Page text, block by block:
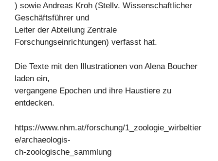
) sowie Andreas Kroh (Stellv. Wissenschaftlicher
Geschäftsführer und
Leiter der Abteilung Zentrale
Forschungseinrichtungen) verfasst hat.
Die Texte mit den Illustrationen von Alena Boucher
laden ein,
vergangene Epochen und ihre Haustiere zu
entdecken.
https://www.nhm.at/forschung/1_zoologie_wirbeltier
e/archaeologis-
ch-zoologische_sammlung